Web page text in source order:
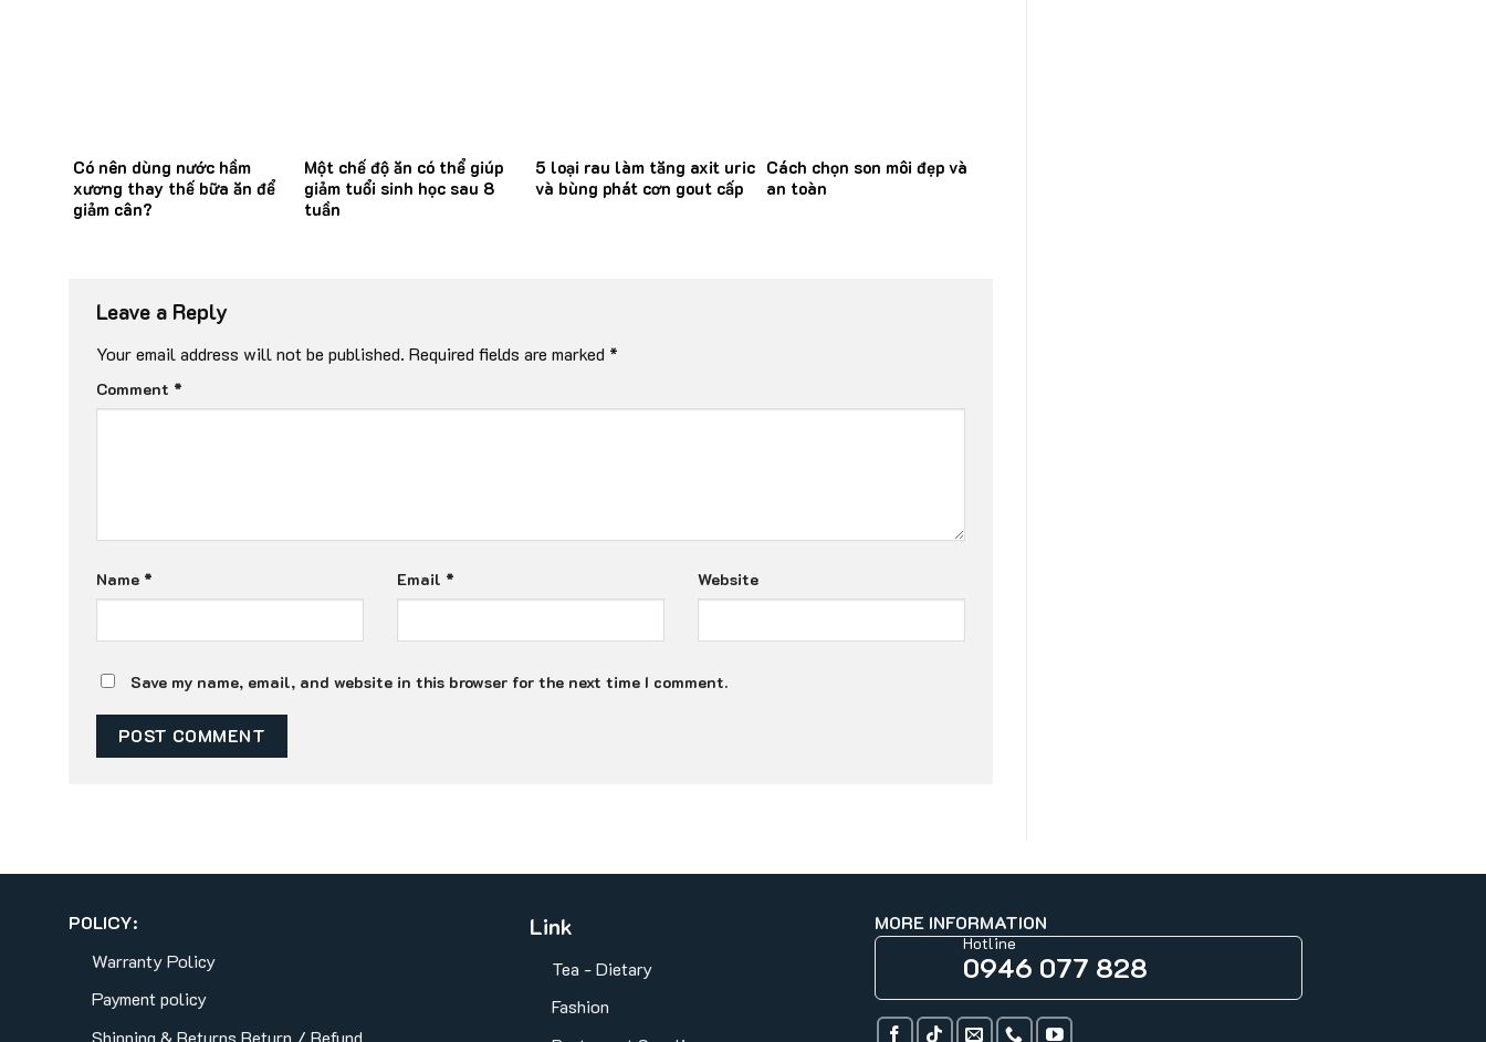
Có nên dùng nước hầm
xương thay thế bữa ăn để
giảm cân?
Một chế độ ăn có thể giúp
giảm tuổi sinh học sau 8
tuần
5 loại rau làm tăng axit uric
và bùng phát cơn gout cấp
Cách chọn son môi đẹp và
an toàn
Leave a Reply
Your email address will not be published. Required fields are marked *
Comment *
Name * Email * Website
Save my name, email, and website in this browser for the next time I comment.
POLICY:
Warranty Policy
Payment policy
Shipping & Returns Return / Refund
Link
Tea - Dietary
Fashion
MORE INFORMATION
Hotline
0946 077 828